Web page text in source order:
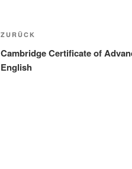
Beitragsnavigation
Vorheriger
Beitrag
ZURÜCK
Cambridge Certificate of
English